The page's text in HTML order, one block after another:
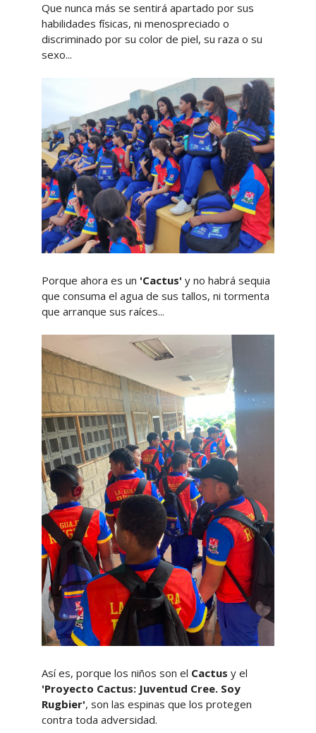
Que nunca más se sentirá apartado por sus
habilidades físicas, ni menospreciado o
discriminado por su color de piel, su raza o su
sexo...
Porque ahora es un 'Cactus' y no habrá sequia
que consuma el agua de sus tallos, ni tormenta
que arranque sus raíces...
Así es, porque los niños son el Cactus y el
'Proyecto Cactus: Juventud Cree. Soy
Rugbier', son las espinas que los protegen
contra toda adversidad.